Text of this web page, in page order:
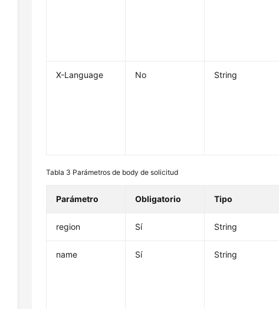
X-Language No String
Tabla 3 Parámetros de body de solicitud
Parámetro Obligatorio Tipo
region Sí String
name Sí String